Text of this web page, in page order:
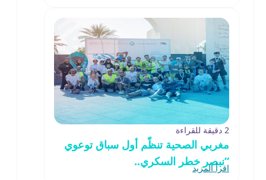
2 دقيقة للقراءة
مغربي الصحية تنظّم أول سباق توعوي
“نبصر خطر السكري..
اقرأ المزيد